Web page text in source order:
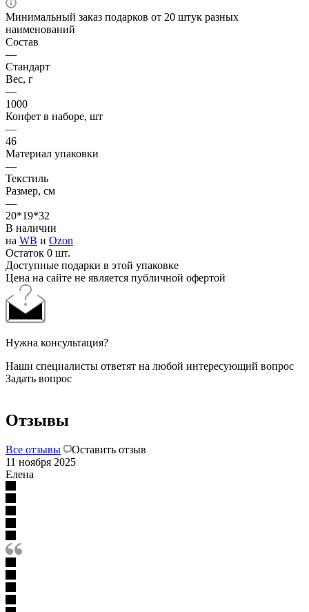
Минимальный заказ подарков от 20 штук разных
наименований
Состав
—
Стандарт
Вес, г
—
1000
Конфет в наборе, шт
—
46
Материал упаковки
—
Текстиль
Размер, см
—
20*19*32
В наличии
на WB и Ozon
Остаток 0 шт.
Доступные подарки в этой упаковке
Цена на сайте не является публичной офертой
Нужна консультация?
Наши специалисты ответят на любой интересующий вопрос
Задать вопрос
Отзывы
Все отзывы
Оставить отзыв
11 ноября 2025
Елена